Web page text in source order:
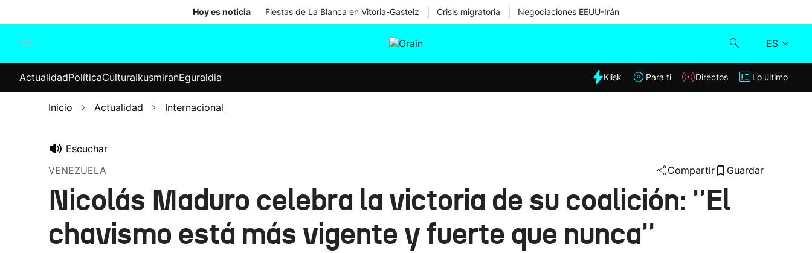
Hoy es noticia Fiestas de La Blanca en Vitoria-Gasteiz Crisis migratoria Negociaciones EEUU-Irán
ES
Internacional
Elecciones
Klisk
ActualidadPolíticaCulturaIkusmiranEguraldia Klisk Para ti Directos Lo último
Inicio Actualidad Internacional
Escuchar
VENEZUELA
Compartir Guardar
Nicolás Maduro celebra la victoria de su coalición: ''El
chavismo está más vigente y fuerte que nunca''